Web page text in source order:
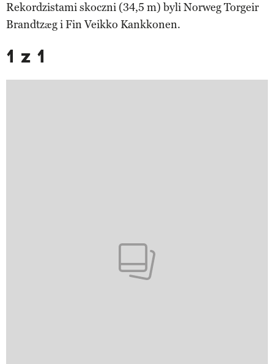
Rekordzistami skoczni (34,5 m) byli Norweg Torgeir
Brandtzæg i Fin Veikko Kankkonen.
1 z 1